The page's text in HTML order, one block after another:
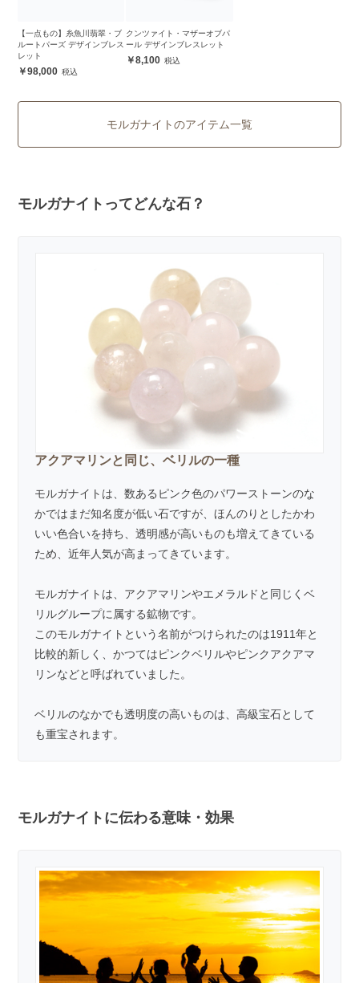
【一点もの】糸魚川翡翠・ブ
ルートパーズ デザインブレス
レット
98,000
クンツァイト・マザーオブパ
ール デザインブレスレット
8,100
モルガナイトのアイテム一覧
モルガナイトってどんな石？
アクアマリンと同じ、ベリルの一種
モルガナイトは、数あるピンク色のパワーストーンのな
かではまだ知名度が低い石ですが、ほんのりとしたかわ
いい色合いを持ち、透明感が高いものも増えてきている
ため、近年人気が高まってきています。
モルガナイトは、 アクアマリンやエメラルド と同じくベ
リルグループに属する鉱物です。
このモルガナイトという名前がつけられたのは1911年と
比較的新しく、かつてはピンクベリルやピンクアクアマ
リンなどと呼ばれていました。
ベリルのなかでも透明度の高いものは、高級宝石として
も重宝されます。
モルガナイトに伝わる意味・効果